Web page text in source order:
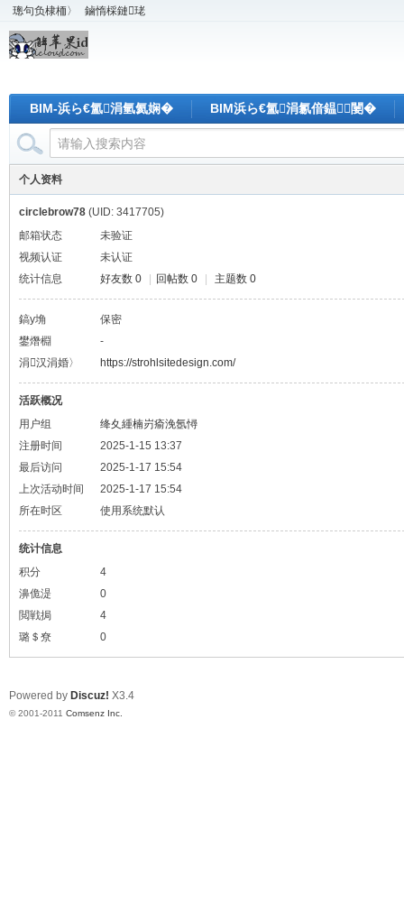
璁句负棣栭〉 鏀惰棌鏈珯
BIM-浜ら€氳涓氫氦娴� BIM浜ら€氳涓氱偣鎾闄�
个人资料
circlebrow78 (UID: 3417705)
邮箱状态
未验证
视频认证
未认证
统计信息
好友数 0 回帖数 0 主题数 0
鎬у埆
保密
鐢熸棩
-
涓汉涓婚〉
https://strohlsitedesign.com/
活跃概况
用户组
绛夊緟楠岃瘉浼氬憳
注册时间
2025-1-15 13:37
最后访问
2025-1-17 15:54
上次活动时间
2025-1-17 15:54
所在时区
使用系统默认
统计信息
积分
4
濞佹湜
0
閲戦挶
4
璐＄尞
0
Powered by Discuz! X3.4
© 2001-2011 Comsenz Inc.